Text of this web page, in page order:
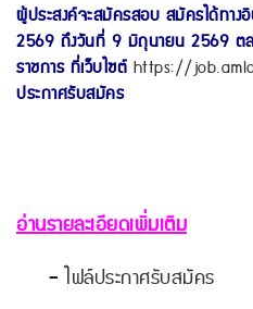
ผู้ประสงค์จะสมัครสอบ สมัครได้ทา
2569 ถึงวันที่ 9 มิถุนายน 2569 ต
ราชการ ที่เว็บไซต์ https://
ประกาศรับสมัคร
อ่านรายละเอียดเพิ่มเติม
-ไฟล์ประกาศรับสมัคร